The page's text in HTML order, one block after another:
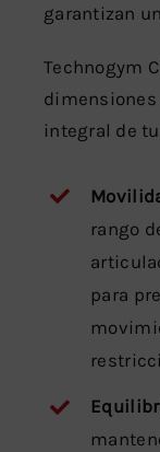
garantizan
Technogym
integral de
rango
para